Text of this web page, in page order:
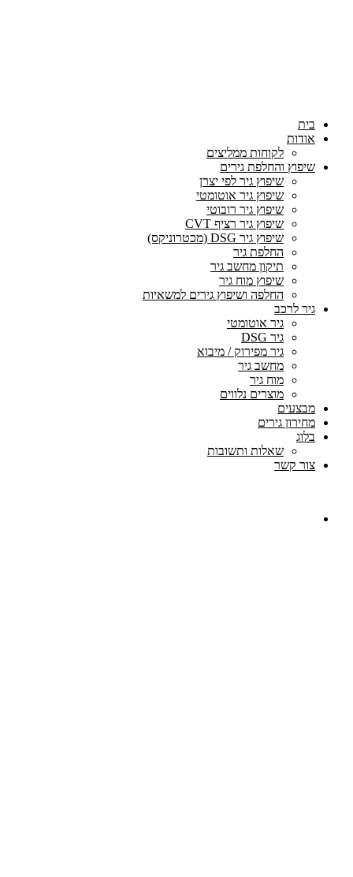
בית
אודות
לקוחות ממליצים
שיפוץ והחלפת גירים
שיפוץ גיר לפי יצרן
שיפוץ גיר אוטומטי
שיפוץ גיר רובוטי
שיפוץ גיר רציף CVT
שיפוץ גיר DSG (מכטרוניקס)
החלפת גיר
תיקון מחשב גיר
שיפוץ מוח גיר
החלפה ושיפוץ גירים למשאיות
גיר לרכב
גיר אוטומטי
גיר DSG
גיר מפירוק / מיבוא
מחשב גיר
מוח גיר
מוצרים נלווים
מבצעים
מחירון גירים
בלוג
שאלות ותשובות
צור קשר